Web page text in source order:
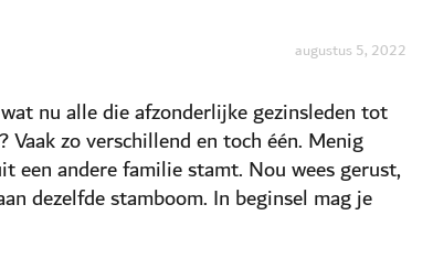
augustus 5, 2022
nu alle die afzonderlijke gezinsleden tot
zo verschillend en toch één. Menig
andere familie stamt. Nou wees gerust,
dezelfde stamboom. In beginsel mag je